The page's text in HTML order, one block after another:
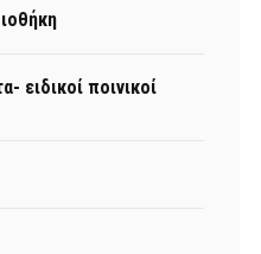
ειδικοί ποινικοί